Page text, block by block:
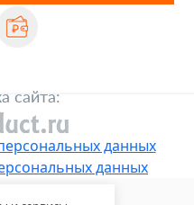
защищены.
данных
данных
сайта: